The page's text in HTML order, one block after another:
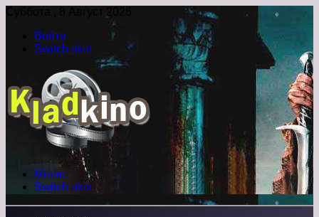
Суббота , 8 Август 2026
Войти
Switch skin
Меню
Switch skin